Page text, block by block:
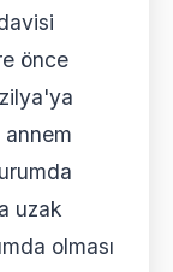
önce
uzak
olması